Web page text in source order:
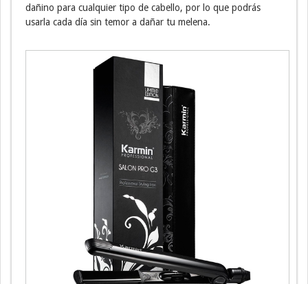
dañino para cualquier tipo de cabello, por lo que podrás
usarla cada día sin temor a dañar tu melena.